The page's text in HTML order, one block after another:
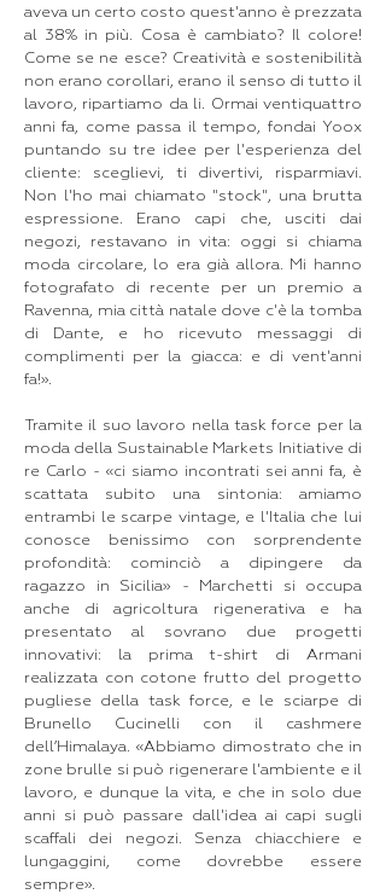
aveva un certo costo quest'anno è prezzata
al 38% in più. Cosa è cambiato? Il colore!
Come se ne esce? Creatività e sostenibilità
non erano corollari, erano il senso di tutto il
lavoro, ripartiamo da li. Ormai ventiquattro
anni fa, come passa il tempo, fondai Yoox
puntando su tre idee per l'esperienza del
cliente: sceglievi, ti divertivi, risparmiavi.
Non l'ho mai chiamato "stock", una brutta
espressione. Erano capi che, usciti dai
negozi, restavano in vita: oggi si chiama
moda circolare, lo era già allora. Mi hanno
fotografato di recente per un premio a
Ravenna, mia città natale dove c'è la tomba
di Dante, e ho ricevuto messaggi di
complimenti per la giacca: e di vent'anni
fa!».
Tramite il suo lavoro nella task force per la
moda della Sustainable Markets Initiative di
re Carlo - «ci siamo incontrati sei anni fa, è
scattata subito una sintonia: amiamo
entrambi le scarpe vintage, e l'Italia che lui
conosce benissimo con sorprendente
profondità: cominciò a dipingere da
ragazzo in Sicilia» - Marchetti si occupa
anche di agricoltura rigenerativa e ha
presentato al sovrano due progetti
innovativi: la prima t-shirt di Armani
realizzata con cotone frutto del progetto
pugliese della task force, e le sciarpe di
Brunello Cucinelli con il cashmere
dell’Himalaya. «Abbiamo dimostrato che in
zone brulle si può rigenerare l'ambiente e il
lavoro, e dunque la vita, e che in solo due
anni si può passare dall'idea ai capi sugli
scaffali dei negozi. Senza chiacchiere e
lungaggini, come dovrebbe essere
sempre».